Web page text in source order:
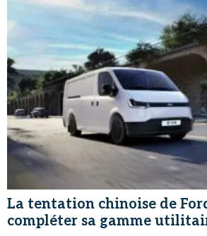
La tentation chinoise de
compléter sa gamme